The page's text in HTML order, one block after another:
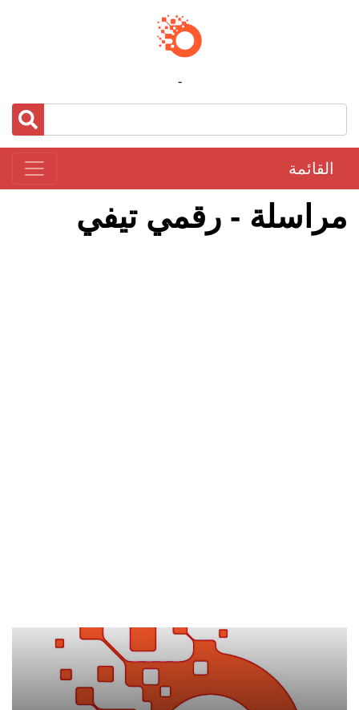
-
القائمة
مراسلة - رقمي تيفي